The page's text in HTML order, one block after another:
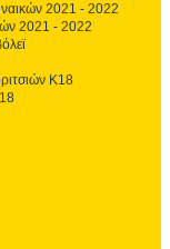
2021 - 2022
2021 - 2022
Κ18